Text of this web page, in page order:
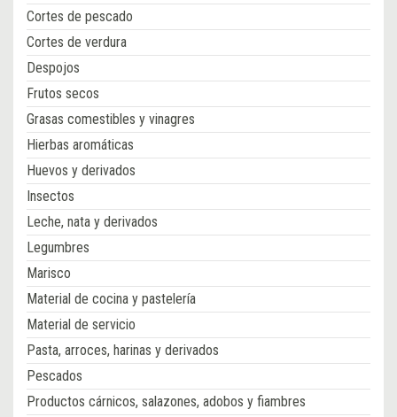
Cortes de pescado
Cortes de verdura
Despojos
Frutos secos
Grasas comestibles y vinagres
Hierbas aromáticas
Huevos y derivados
Insectos
Leche, nata y derivados
Legumbres
Marisco
Material de cocina y pastelería
Material de servicio
Pasta, arroces, harinas y derivados
Pescados
Productos cárnicos, salazones, adobos y fiambres